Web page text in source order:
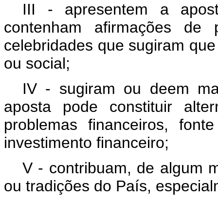
III - apresentem a
contenham afirmações de
celebridades que sugiram
ou social;
IV - sugiram ou deem
aposta pode constituir
problemas financeiros,
investimento financeiro;
V - contribuam, de algum
ou tradições do País,